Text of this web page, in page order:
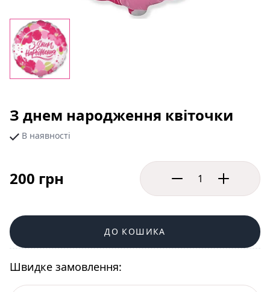
З днем народження квіточки
В наявності
200 грн
ДО КОШИКА
Швидке замовлення: